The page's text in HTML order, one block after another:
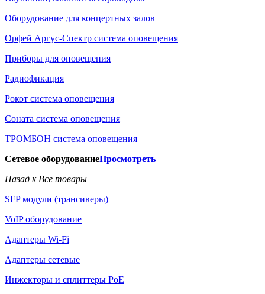
Оборудование для концертных залов
Орфей Аргус-Спектр система оповещения
Приборы для оповещения
Радиофикация
Рокот система оповещения
Соната система оповещения
ТРОМБОН система оповещения
Сетевое оборудованиеПросмотреть
Назад к Все товары
SFP модули (трансиверы)
VoIP оборудование
Адаптеры Wi-Fi
Адаптеры сетевые
Инжекторы и сплиттеры РоЕ